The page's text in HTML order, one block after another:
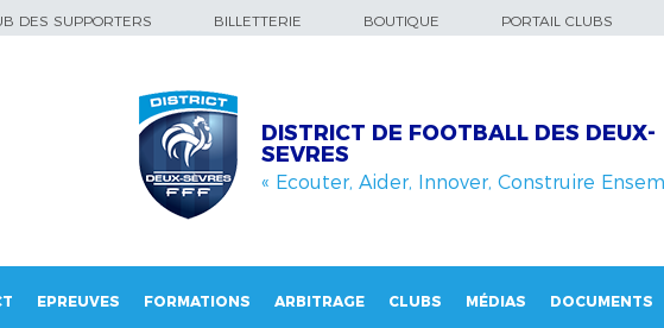
DES SUPPORTERS BILLETTERIE BOUTIQUE PORTAIL CLUBS
DISTRICT DE FOOTBALL DES DEUX-
SEVRES
« Ecouter, Aider, Innover, Construire
EPREUVES FORMATIONS ARBITRAGE CLUBS MÉDIAS DOCUMENTS